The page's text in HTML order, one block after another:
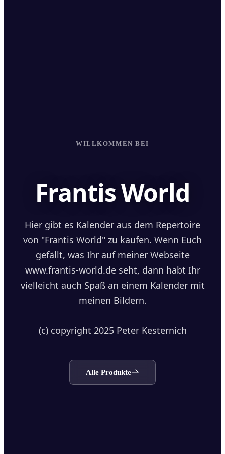
WILLKOMMEN BEI
Frantis World
Hier gibt es Kalender aus dem Repertoire
von "Frantis World" zu kaufen. Wenn Euch
gefällt, was Ihr auf meiner Webseite
www.frantis-world.de seht, dann habt Ihr
vielleicht auch Spaß an einem Kalender mit
meinen Bildern.
(c) copyright 2025 Peter Kesternich
Alle Produkte